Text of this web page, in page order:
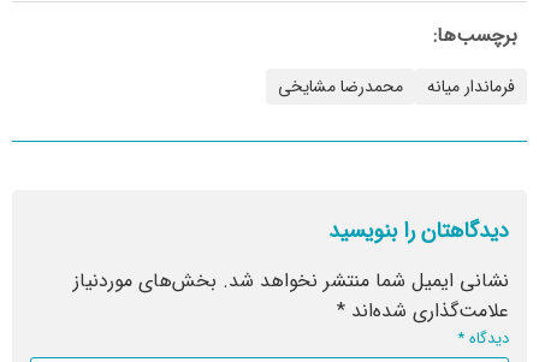
برچسب‌ها:
فرماندار میانه محمدرضا مشایخی
دیدگاهتان را بنویسید
نشانی ایمیل شما منتشر نخواهد شد. بخش‌های موردنیاز
علامت‌گذاری شده‌اند *
دیدگاه*